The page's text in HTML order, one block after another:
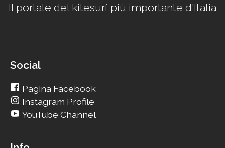
Il portale del kitesurf più importante d'Italia
Social
Pagina Facebook
Instagram Profile
YouTube Channel